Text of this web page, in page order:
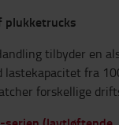
plukketrucks
tilbyder en
lastekapacitet fra
forskellige